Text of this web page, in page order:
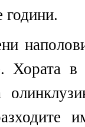
години.
Хората в